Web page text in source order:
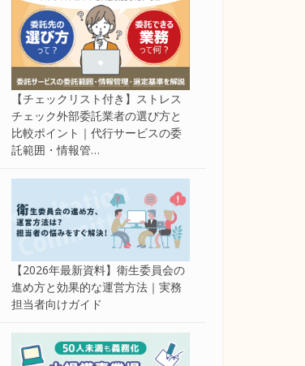
【チェックリスト付き】ストレス
チェック外部委託業者の選び方と
比較ポイント｜代行サービスの委
託範囲・情報管…
【2026年最新資料】衛生委員会の
進め方と効果的な運営方法｜実務
担当者向けガイド